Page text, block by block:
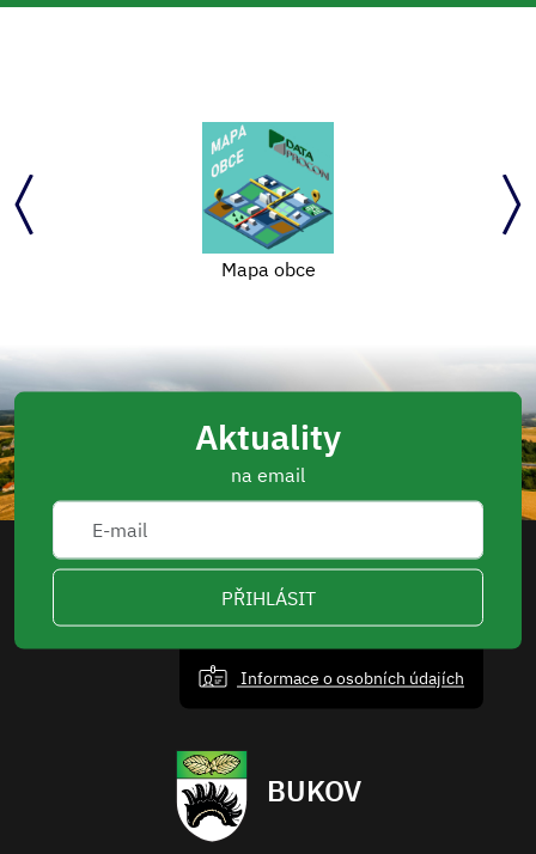
Mapa obce
Aktuality
na email
PŘIHLÁSIT
Informace o osobních údajích
BUKOV